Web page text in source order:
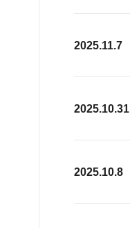
2025.11.7
2025.10.31
2025.10.8